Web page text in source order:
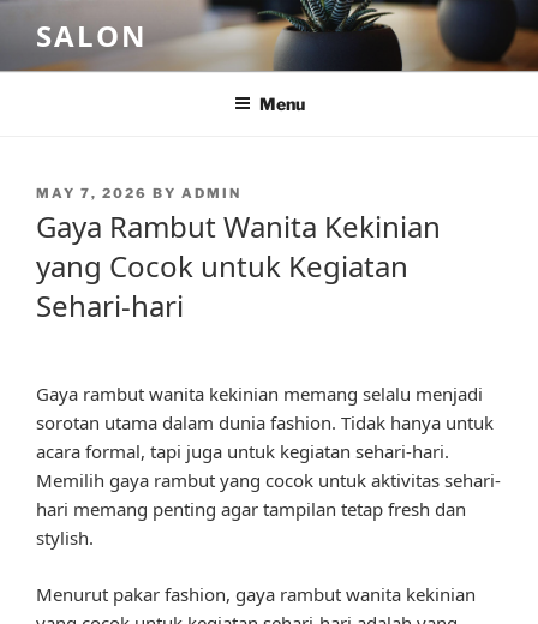
content
SALON
Menu
POSTED
MAY 7, 2026 BY ADMIN
Gaya Rambut Wanita Kekinian
yang Cocok untuk Kegiatan
Sehari-hari
Gaya rambut wanita kekinian memang selalu menjadi
sorotan utama dalam dunia fashion. Tidak hanya untuk
acara formal, tapi juga untuk kegiatan sehari-hari.
Memilih gaya rambut yang cocok untuk aktivitas sehari-
hari memang penting agar tampilan tetap fresh dan
stylish.
Menurut pakar fashion, gaya rambut wanita kekinian